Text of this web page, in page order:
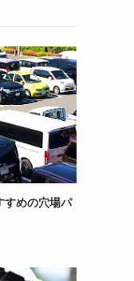
すめの穴場パ